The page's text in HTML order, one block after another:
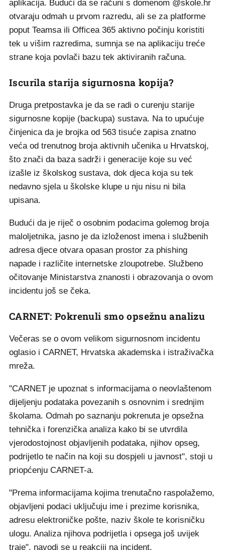
aplikacija. Budući da se računi s domenom @skole.hr
otvaraju odmah u prvom razredu, ali se za platforme
poput Teamsa ili Officea 365 aktivno počinju koristiti
tek u višim razredima, sumnja se na aplikaciju treće
strane koja povlači bazu tek aktiviranih računa.
Iscurila starija sigurnosna kopija?
Druga pretpostavka je da se radi o curenju starije
sigurnosne kopije (backupa) sustava. Na to upućuje
činjenica da je brojka od 563 tisuće zapisa znatno
veća od trenutnog broja aktivnih učenika u Hrvatskoj,
što znači da baza sadrži i generacije koje su već
izašle iz školskog sustava, dok djeca koja su tek
nedavno sjela u školske klupe u nju nisu ni bila
upisana.
Budući da je riječ o osobnim podacima golemog broja
maloljetnika, jasno je da izloženost imena i službenih
adresa djece otvara opasan prostor za phishing
napade i različite internetske zloupotrebe. Službeno
očitovanje Ministarstva znanosti i obrazovanja o ovom
incidentu još se čeka.
CARNET: Pokrenuli smo opsežnu analizu
Večeras se o ovom velikom sigurnosnom incidentu
oglasio i CARNET, Hrvatska akademska i istraživačka
mreža.
"CARNET je upoznat s informacijama o neovlaštenom
dijeljenju podataka povezanih s osnovnim i srednjim
školama. Odmah po saznanju pokrenuta je opsežna
tehnička i forenzička analiza kako bi se utvrdila
vjerodostojnost objavljenih podataka, njihov opseg,
podrijetlo te način na koji su dospjeli u javnost", stoji u
priopćenju CARNET-a.
"Prema informacijama kojima trenutačno raspolažemo,
objavljeni podaci uključuju ime i prezime korisnika,
adresu elektroničke pošte, naziv škole te korisničku
ulogu. Analiza njihova podrijetla i opsega još uvijek
traje", navodi se u reakciji na incident.